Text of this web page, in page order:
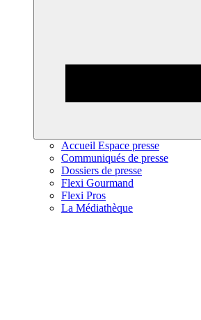
Accueil Espace presse
Communiqués de presse
Dossiers de presse
Flexi Gourmand
Flexi Pros
La Médiathèque